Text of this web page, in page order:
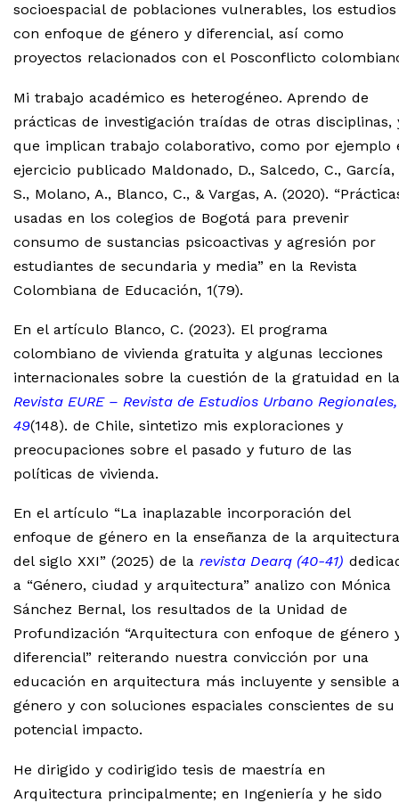
socioespacial de poblaciones vulnerables, los estudios
con enfoque de género y diferencial, así como
proyectos relacionados con el Posconflicto
Mi trabajo académico es heterogéneo. Aprendo de
prácticas de investigación traídas de otras disciplinas,
que implican trabajo colaborativo, como por ejemplo
ejercicio publicado Maldonado, D., Salcedo, C., García,
S., Molano, A., Blanco, C., & Vargas, A. (2020).
usadas en los colegios de Bogotá para prevenir
consumo de sustancias psicoactivas y agresión por
estudiantes de secundaria y media” en la Revista
Colombiana de Educación, 1(79).
En el artículo Blanco, C. (2023). El programa
colombiano de vivienda gratuita y algunas lecciones
internacionales sobre la cuestión de la gratuidad en la
Revista EURE – Revista de Estudios Urbano Regionales,
49(148). de Chile, sintetizo mis exploraciones y
preocupaciones sobre el pasado y futuro de las
políticas de vivienda.
En el artículo “La inaplazable incorporación del
enfoque de género en la enseñanza de la arquitectura
del siglo XXI” (2025) de la revista Dearq (40-41)
a “Género, ciudad y arquitectura” analizo con Mónica
Sánchez Bernal, los resultados de la Unidad de
Profundización “Arquitectura con enfoque de género
diferencial” reiterando nuestra convicción por una
educación en arquitectura más incluyente y sensible
género y con soluciones espaciales conscientes de su
potencial impacto.
He dirigido y codirigido tesis de maestría en
Arquitectura principalmente; en Ingeniería y he sido